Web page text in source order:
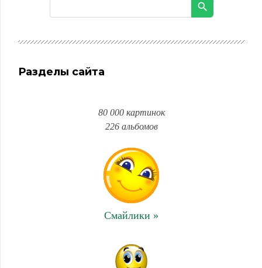
Разделы сайта
80 000 картинок
226 альбомов
Смайлики »